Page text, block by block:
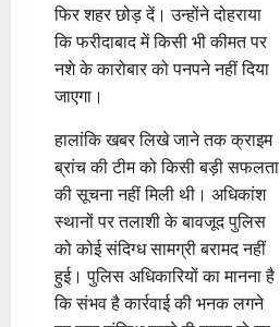
फिर शहर छोड़ दें। उन्होंने दोहराया
कि फरीदाबाद में किसी भी कीमत पर
नशे के कारोबार को पनपने नहीं दिया
जाएगा।
हालांकि खबर लिखे जाने तक क्राइम
ब्रांच की टीम को किसी बड़ी सफलता
की सूचना नहीं मिली थी। अधिकांश
स्थानों पर तलाशी के बावजूद पुलिस
को कोई संदिग्ध सामग्री बरामद नहीं
हुई। पुलिस अधिकारियों का मानना है
कि संभव है कार्रवाई की भनक लगने